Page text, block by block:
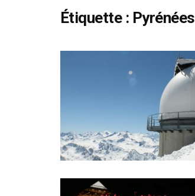
Étiquette : Pyrénées